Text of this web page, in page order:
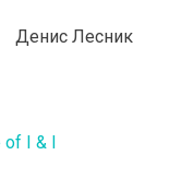
Денис Лесник
I & I